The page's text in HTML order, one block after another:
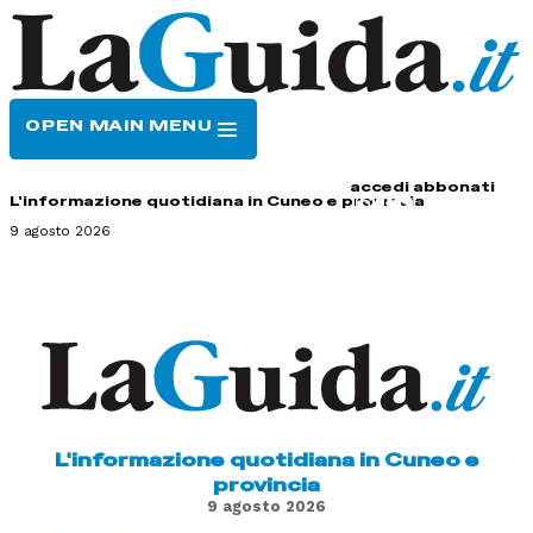
OPEN MAIN MENU
accedi abbonati
L'informazione quotidiana in Cuneo e provincia
9 agosto 2026
L'informazione quotidiana in Cuneo e
provincia
9 agosto 2026